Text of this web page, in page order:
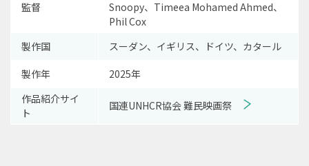
監督
Snoopy、Timeea Mohamed Ahmed、
Phil Cox
製作国
スーダン、イギリス、ドイツ、カタール
製作年
2025年
作品紹介サイ
ト
国連UNHCR協会 難民映画祭